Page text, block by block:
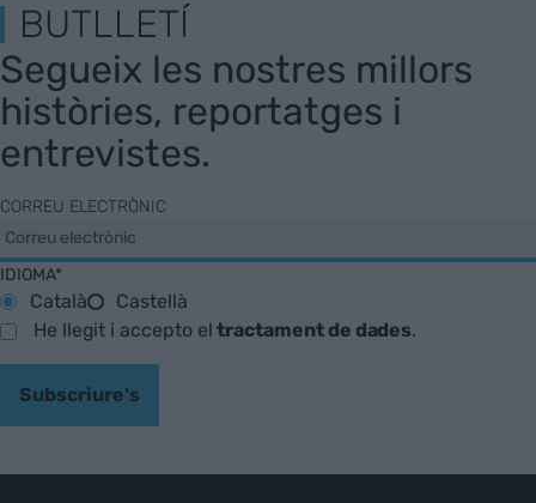
BUTLLETÍ
Segueix les nostres millors
històries, reportatges i
entrevistes.
CORREU ELECTRÒNIC
IDIOMA*
Català
Castellà
He llegit i accepto eltractament de dades.
Subscriure's